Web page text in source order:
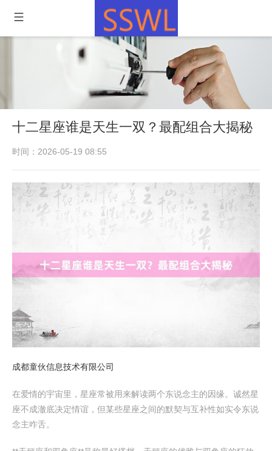
十二星座谁是天生一双？最配组合大揭秘
时间：2026-05-19 08:55
成都童伙信息技术有限公司
在爱情的宇宙里，星座常被用来解读两个东说念主的因缘。诚然星
座不成澈底决定情谊，但某些星座之间的默契与互补性如实令东说
念主咋舌。